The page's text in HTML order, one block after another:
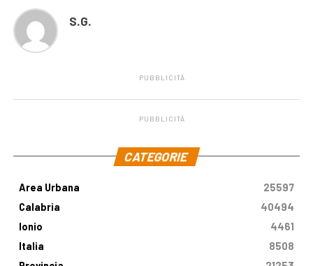
S.G.
PUBBLICITÀ
PUBBLICITÀ
CATEGORIE
Area Urbana
25597
Calabria
40494
Ionio
4461
Italia
8508